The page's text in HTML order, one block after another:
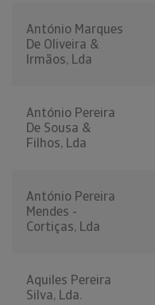
António Marques
De Oliveira &
Irmãos, Lda
António Pereira
De Sousa &
Filhos, Lda
António Pereira
Mendes -
Cortiças, Lda
Aquiles Pereira
Silva, Lda.